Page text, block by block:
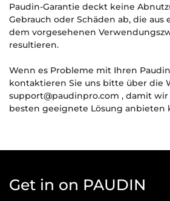
Paudin-Garantie deckt keine
Gebrauch oder Schäden ab, die aus
dem vorgesehenen
resultieren.
Wenn es Probleme mit Ihren
kontaktieren Sie uns bitte über die
support@paudinpro.com , damit
besten geeignete Lösung anbieten
Get in on PAUDIN
Are you 18 years old